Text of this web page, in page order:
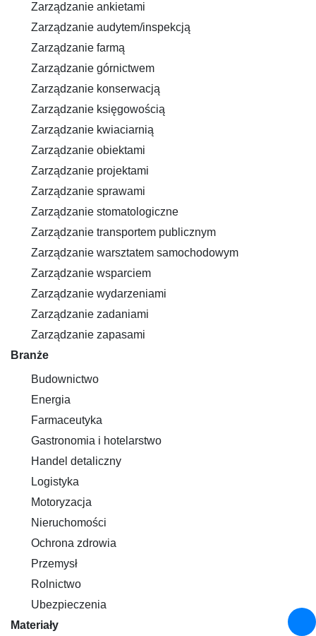
Zarządzanie ankietami
Zarządzanie audytem/inspekcją
Zarządzanie farmą
Zarządzanie górnictwem
Zarządzanie konserwacją
Zarządzanie księgowością
Zarządzanie kwiaciarnią
Zarządzanie obiektami
Zarządzanie projektami
Zarządzanie sprawami
Zarządzanie stomatologiczne
Zarządzanie transportem publicznym
Zarządzanie warsztatem samochodowym
Zarządzanie wsparciem
Zarządzanie wydarzeniami
Zarządzanie zadaniami
Zarządzanie zapasami
Branże
Budownictwo
Energia
Farmaceutyka
Gastronomia i hotelarstwo
Handel detaliczny
Logistyka
Motoryzacja
Nieruchomości
Ochrona zdrowia
Przemysł
Rolnictwo
Ubezpieczenia
Materiały